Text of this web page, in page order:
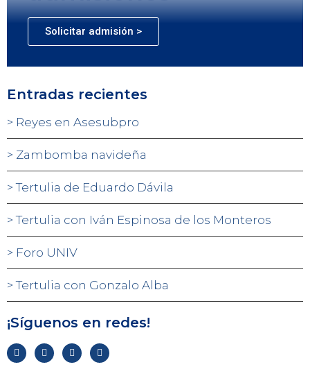
Solicitar admisión >
Entradas recientes
Reyes en Asesubpro
Zambomba navideña
Tertulia de Eduardo Dávila
Tertulia con Iván Espinosa de los Monteros
Foro UNIV
Tertulia con Gonzalo Alba
¡Síguenos en redes!